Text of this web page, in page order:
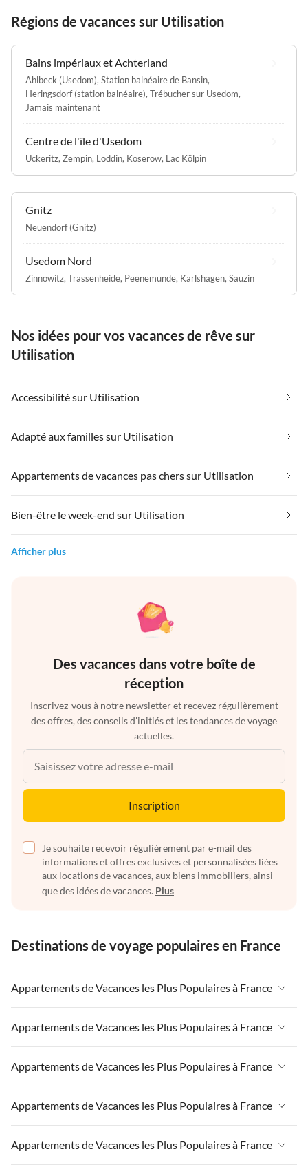
Régions de vacances sur Utilisation
Bains impériaux et Achterland
Ahlbeck (Usedom), Station balnéaire de Bansin,
Heringsdorf (station balnéaire), Trébucher sur Usedom,
Jamais maintenant
Centre de l'île d'Usedom
Ückeritz, Zempin, Loddin, Koserow, Lac Kölpin
Gnitz
Neuendorf (Gnitz)
Usedom Nord
Zinnowitz, Trassenheide, Peenemünde, Karlshagen, Sauzin
Nos idées pour vos vacances de rêve sur
Utilisation
Accessibilité sur Utilisation
Adapté aux familles sur Utilisation
Appartements de vacances pas chers sur Utilisation
Bien-être le week-end sur Utilisation
Afficher plus
Des vacances dans votre boîte de
réception
Inscrivez-vous à notre newsletter et recevez régulièrement
des offres, des conseils d'initiés et les tendances de voyage
actuelles.
Inscription
Je souhaite recevoir régulièrement par e-mail des
informations et offres exclusives et personnalisées liées
aux locations de vacances, aux biens immobiliers, ainsi
que des idées de vacances. Plus
Destinations de voyage populaires en France
Appartements de Vacances les Plus Populaires à France
Appartements de Vacances à France
Appartements de Vacances à Paris-Ile de France
Appartements de Vacances à Paris
Appartements de Vacances à Côte atlantique
Appartements de Vacances à la Normandie
Appartements de Vacances les Plus Populaires à France
Appartements de Vacances à France
Appartements de Vacances à Paris-Ile de France
Appartements de Vacances à Paris
Appartements de Vacances à Côte atlantique
Appartements de Vacances les Plus Populaires à France
Appartements de Vacances à France
Appartements de Vacances à Paris-Ile de France
Appartements de Vacances à Paris
Appartements de Vacances les Plus Populaires à France
Appartements de Vacances à France
Appartements de Vacances les Plus Populaires à France